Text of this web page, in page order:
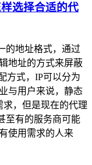
选择合适的代
的地址格式，通过
地址的方式来屏蔽
方式，IP可以分为
与用户来说，静态
，但是现在的代理
至有的服务商可能
使用需求的人来